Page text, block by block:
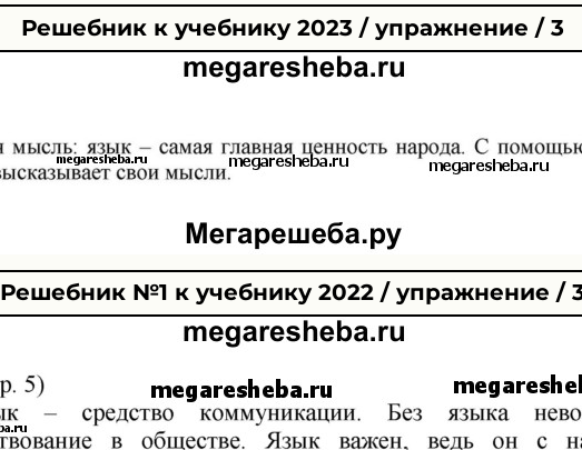
Решебник к учебнику 2023 / упражнение / 3
Решебник №1 к учебнику 2022 / упражнение /